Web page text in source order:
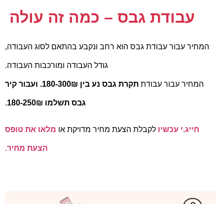
עבודת גבס – כמה זה עולה
המחיר עבור עבודת גבס הוא רחב ונקבע בהתאם לסוג העבודה,
גודל העבודה ומורכבות העבודה.
המחיר עבור עבודת תקרת גבס נע בין 180-300₪. ועבור קיר
גבס תשלמו 180-250₪ .
חייג.י עכשיו לקבלת הצעת מחיר מדויקת או מלאו את טופס
הצעת מחיר.